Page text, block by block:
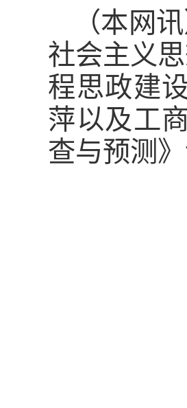
（本网
社会主义
程思政建
萍以及工
查与预测